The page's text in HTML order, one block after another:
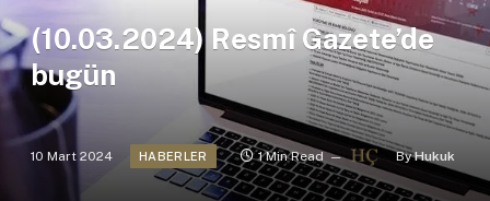
(10.03.2024) Resmî Gazete’de
bugün
10 Mart 2024 HABERLER 1 Min Read By Hukuk